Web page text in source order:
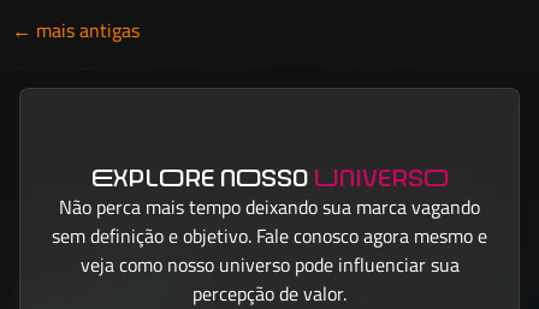
← mais antigas
ExplOre nOsso UniversO
Não perca mais tempo deixando sua marca vagando
sem definição e objetivo. Fale conosco agora mesmo e
veja como nosso universo pode influenciar sua
percepção de valor.